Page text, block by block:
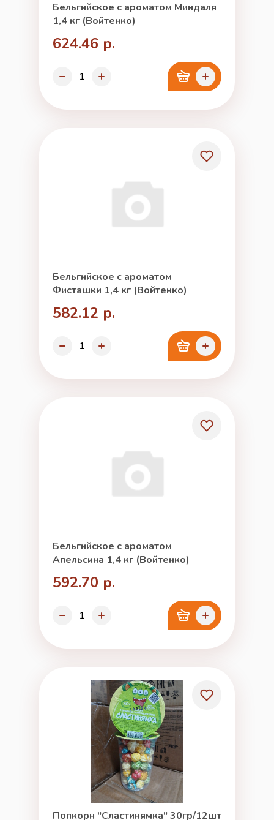
Бельгийское с ароматом Миндаля
1,4 кг (Войтенко)
624.46 р.
Бельгийское с ароматом
Фисташки 1,4 кг (Войтенко)
582.12 р.
Бельгийское с ароматом
Апельсина 1,4 кг (Войтенко)
592.70 р.
Попкорн "Сластинямка" 30гр/12шт